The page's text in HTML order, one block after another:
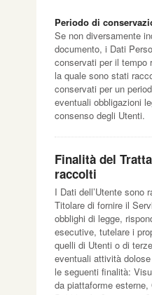
Periodo di
Se non diversamente
documento, i Dati
conservati per il tempo
la quale sono stati
conservati per un
eventuali obbligazioni
consenso degli Utenti.
Finalità del
raccolti
I Dati dell’Utente sono
Titolare di fornire il
obblighi di legge,
esecutive, tutelare i
quelli di Utenti o di
eventuali attività
le seguenti finalità:
da piattaforme